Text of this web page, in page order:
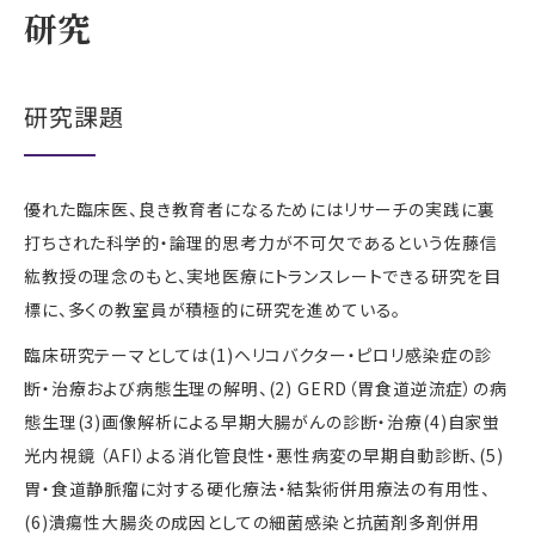
研究
研究課題
優れた臨床医、良き教育者になるためにはリサーチの実践に裏
打ちされた科学的・論理的思考力が不可欠であるという佐藤信
紘教授の理念のもと、実地医療にトランスレートできる研究を目
標に、多くの教室員が積極的に研究を進めている。
臨床研究テーマとしては(1)ヘリコバクター・ピロリ感染症の診
断・治療および病態生理の解明、(2) GERD（胃食道逆流症）の病
態生理(3)画像解析による早期大腸がんの診断・治療(4)自家蛍
光内視鏡 （AFI）よる消化管良性・悪性病変の早期自動診断、(5)
胃・食道静脈瘤に対する硬化療法・結紮術併用療法の有用性、
(6)潰瘍性大腸炎の成因としての細菌感染と抗菌剤多剤併用